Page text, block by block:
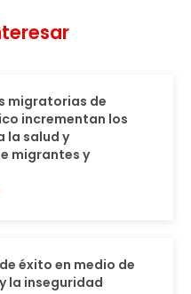
migratorias de
incrementan los
la salud y
migrantes y
éxito en medio de
la inseguridad